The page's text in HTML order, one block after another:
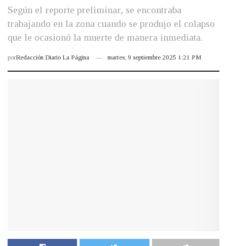
Según el reporte preliminar, se encontraba
trabajando en la zona cuando se produjo el colapso
que le ocasionó la muerte de manera inmediata.
porRedacción Diario La Página martes, 9 septiembre 2025 1:21 PM